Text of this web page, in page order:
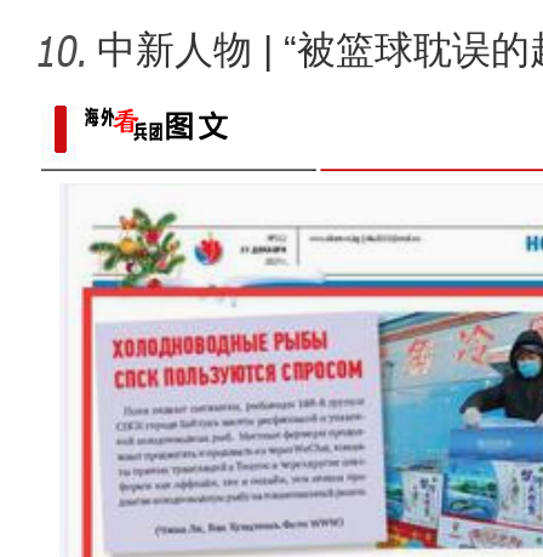
承创新
中新人物 | “被篮球耽误
总冠